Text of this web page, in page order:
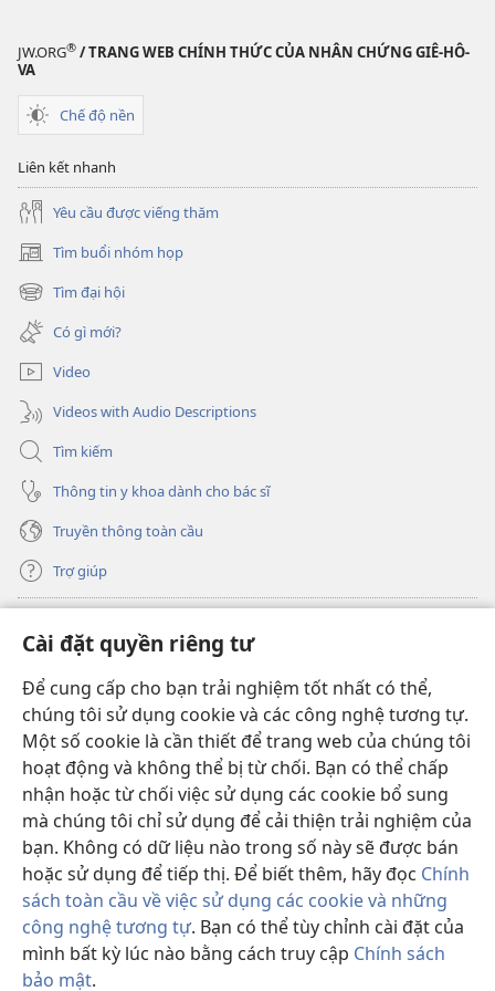
Cài đặt quyền riêng tư
Để cung cấp cho bạn trải nghiệm tốt nhất có thể,
chúng tôi sử dụng cookie và các công nghệ tương tự.
Một số cookie là cần thiết để trang web của chúng tôi
hoạt động và không thể bị từ chối. Bạn có thể chấp
nhận hoặc từ chối việc sử dụng các cookie bổ sung
mà chúng tôi chỉ sử dụng để cải thiện trải nghiệm của
bạn. Không có dữ liệu nào trong số này sẽ được bán
hoặc sử dụng để tiếp thị. Để biết thêm, hãy đọc Chính
sách toàn cầu về việc sử dụng các cookie và những
công nghệ tương tự. Bạn có thể tùy chỉnh cài đặt của
mình bất kỳ lúc nào bằng cách truy cập Chính sách
bảo mật.
ca
JW.ORG® / TRANG WEB CHÍNH THỨC CỦA NHÂN CHỨNG GIÊ-HÔ-
VA
Chế độ nền
Liên kết nhanh
Yêu cầu được viếng thăm
Tìm buổi nhóm họp
(mở
cửa
sổ
mới)
Tìm đại hội
(mở
cửa
sổ
mới)
Có gì mới?
Video
Videos with Audio Descriptions
Tìm kiếm
Thông tin y khoa dành cho bác sĩ
Truyền thông toàn cầu
Trợ giúp
(mở
cửa
sổ
mới)
THƯ VIỆN TRỰC TUYẾN Tháp Canh
(mở
cửa
sổ
mới)
JW Hub ®
(mở
cửa
sổ
mới)
JW Library
Thư viện Tháp Canh
Copyright© 2026 Watch Tower Bible and Tract Society of Pennsylvania.
ĐIỀU KHOẢN SỬ DỤNG